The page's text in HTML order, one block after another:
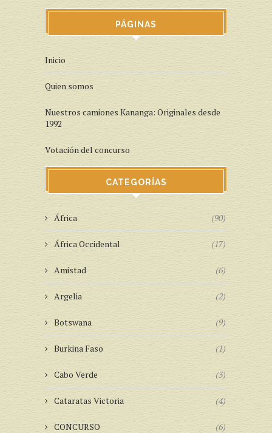
PÁGINAS
Inicio
Quien somos
Nuestros camiones Kananga: Originales desde
1992
Votación del concurso
CATEGORÍAS
África (90)
África Occidental (17)
Amistad (6)
Argelia (2)
Botswana (9)
Burkina Faso (1)
Cabo Verde (3)
Cataratas Victoria (4)
CONCURSO (6)